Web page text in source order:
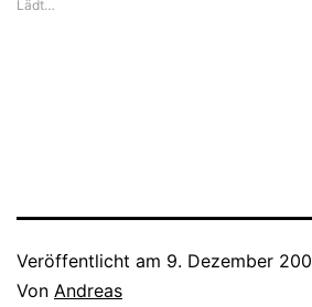
Lädt…
Veröffentlicht am 9. Dezember
Von Andreas